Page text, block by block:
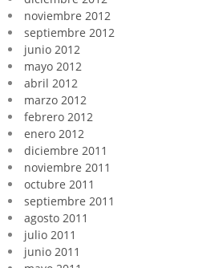
noviembre 2012
septiembre 2012
junio 2012
mayo 2012
abril 2012
marzo 2012
febrero 2012
enero 2012
diciembre 2011
noviembre 2011
octubre 2011
septiembre 2011
agosto 2011
julio 2011
junio 2011